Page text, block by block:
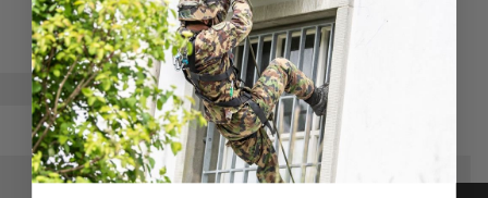
eine
Bewertung
Frage
stellen